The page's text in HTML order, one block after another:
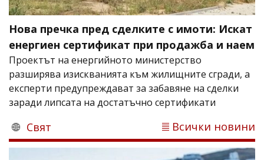
Нова пречка пред сделките с имоти: Искат
енергиен сертификат при продажба и наем
Проектът на енергийното министерство
разширява изискванията към жилищните сгради, а
експерти предупреждават за забавяне на сделки
заради липсата на достатъчно сертификати
Свят Всички новини